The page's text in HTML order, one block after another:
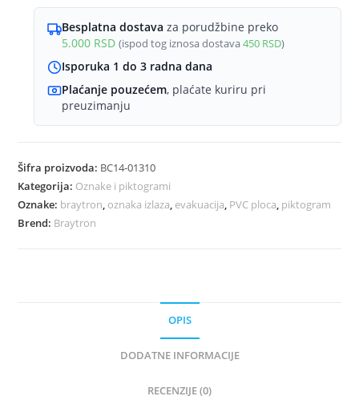
Besplatna dostava za porudžbine preko
5.000 RSD (ispod tog iznosa dostava450 RSD)
Isporuka 1 do 3 radna dana
Plaćanje pouzećem, plaćate kuriru pri
preuzimanju
Šifra proizvoda: BC14-01310
Kategorija: Oznake i piktogrami
Oznake: braytron, oznaka izlaza, evakuacija, PVC ploca, piktogram
Brend: Braytron
OPIS
DODATNE INFORMACIJE
RECENZIJE (0)